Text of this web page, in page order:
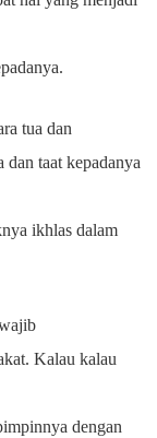
tua dan
dan taat kepadanya
ikhlas dalam
Kalau kalau
dengan